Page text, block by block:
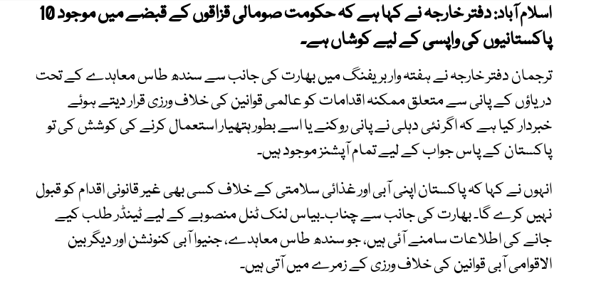
اسلام آباد:
دفتر خارجہ نے کہا ہے کہ حکومت صومالی قزاقوں کے قبضے میں موجود 10
پاکستانیوں کی واپسی کے لیے کوشاں ہے۔
ترجمان دفتر خارجہ نے ہفتہ وار بریفنگ میں بھارت کی جانب سے سندھ طاس معاہدے کے تحت
دریاؤں کے پانی سے متعلق ممکنہ اقدامات کو عالمی قوانین کی خلاف ورزی قرار دیتے ہوئے
خبردار کیا ہے کہ اگر نئی دہلی نے پانی روکنے یا اسے بطور ہتھیار استعمال کرنے کی کوشش کی تو
پاکستان کے پاس جواب کے لیے تمام آپشنز موجود ہیں۔
انہوں نے کہا کہ پاکستان اپنی آبی اور غذائی سلامتی کے خلاف کسی بھی غیر قانونی اقدام کو قبول
نہیں کرے گا۔ بھارت کی جانب سے چناب۔بیاس لنک ٹنل منصوبے کے لیے ٹینڈر طلب کیے
جانے کی اطلاعات سامنے آئی ہیں، جو سندھ طاس معاہدے، جنیوا آبی کنونشن اور دیگر بین
الاقوامی آبی قوانین کی خلاف ورزی کے زمرے میں آتی ہیں۔